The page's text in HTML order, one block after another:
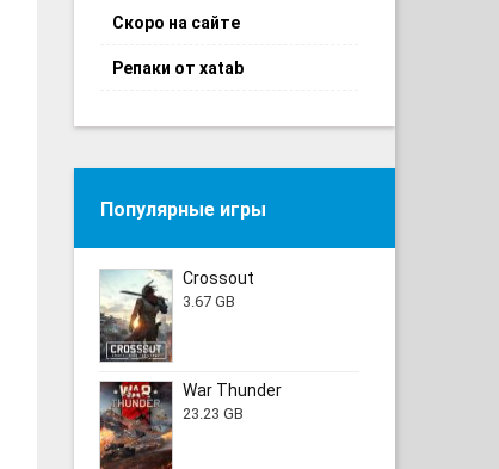
Скоро на сайте
Репаки от xatab
Популярные игры
Crossout
3.67 GB
War Thunder
23.23 GB